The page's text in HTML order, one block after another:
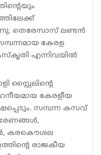
തെരേസാസ് ലണ്ടൻ
കേരള
എന്നിവയിൽ
സ്റ്റൈലിന്റെ
കേരളീയ
സമ്പന്ന കസവ്
കരകൌശല
രാജകീയ